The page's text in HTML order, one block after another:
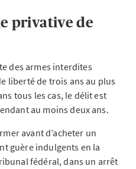
privative de
des armes interdites
liberté de trois ans au plus
tous les cas, le délit est
au moins deux ans.
avant d’acheter un
guère indulgents en la
fédéral, dans un arrêt